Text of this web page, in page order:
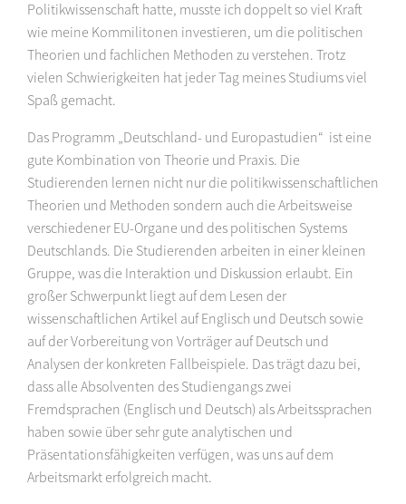
Politikwissenschaft hatte, musste ich doppelt so viel Kraft
wie meine Kommilitonen investieren, um die politischen
Theorien und fachlichen Methoden zu verstehen. Trotz
vielen Schwierigkeiten hat jeder Tag meines Studiums viel
Spaß gemacht.
Das Programm „Deutschland- und Europastudien“ ist eine
gute Kombination von Theorie und Praxis. Die
Studierenden lernen nicht nur die politikwissenschaftlichen
Theorien und Methoden sondern auch die Arbeitsweise
verschiedener EU-Organe und des politischen Systems
Deutschlands. Die Studierenden arbeiten in einer kleinen
Gruppe, was die Interaktion und Diskussion erlaubt. Ein
großer Schwerpunkt liegt auf dem Lesen der
wissenschaftlichen Artikel auf Englisch und Deutsch sowie
auf der Vorbereitung von Vorträger auf Deutsch und
Analysen der konkreten Fallbeispiele. Das trägt dazu bei,
dass alle Absolventen des Studiengangs zwei
Fremdsprachen (Englisch und Deutsch) als Arbeitssprachen
haben sowie über sehr gute analytischen und
Präsentationsfähigkeiten verfügen, was uns auf dem
Arbeitsmarkt erfolgreich macht.